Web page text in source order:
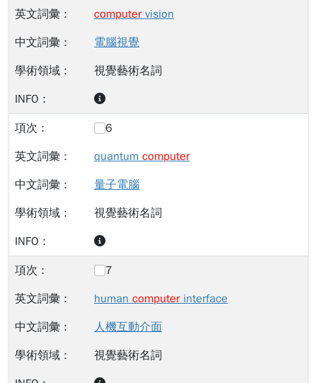
computervision
電腦視覺
視覺藝術名詞
6
quantum computer
量子電腦
視覺藝術名詞
7
human computerinterface
人機互動介面
視覺藝術名詞